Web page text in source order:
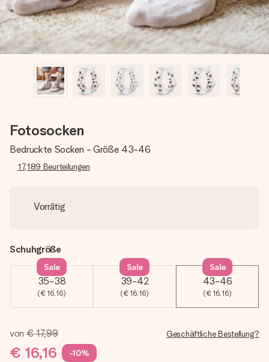
Fotosocken
Bedruckte Socken - Größe 43-46
17,189 Beurteilungen
Vorrätig
Schuhgröße
35-38
(€ 16,16)
Sale
39-42
(€ 16,16)
Sale
43-46
(€ 16,16)
Sale
von € 17,99
€ 16,16 -10%
Geschäftliche Bestellung?